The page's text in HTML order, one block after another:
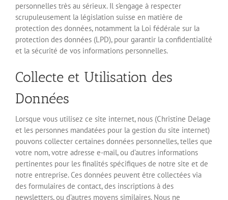
personnelles très au sérieux. Il s’engage à respecter
scrupuleusement la législation suisse en matière de
protection des données, notamment la Loi fédérale sur la
protection des données (LPD), pour garantir la confidentialité
et la sécurité de vos informations personnelles.
Collecte et Utilisation des
Données
Lorsque vous utilisez ce site internet, nous (Christine Delage
et les personnes mandatées pour la gestion du site internet)
pouvons collecter certaines données personnelles, telles que
votre nom, votre adresse e-mail, ou d’autres informations
pertinentes pour les finalités spécifiques de notre site et de
notre entreprise. Ces données peuvent être collectées via
des formulaires de contact, des inscriptions à des
newsletters, ou d’autres moyens similaires. Nous ne